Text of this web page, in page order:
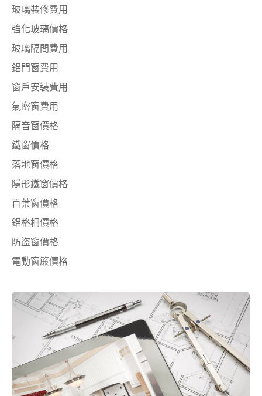
玻璃裝修費用
強化玻璃價格
玻璃隔間費用
鋁門窗費用
窗戶安裝費用
氣密窗費用
隔音窗價格
鐵窗價格
落地窗價格
隱形鐵窗價格
百葉窗價格
鋁格柵價格
防盜窗價格
電動窗簾價格